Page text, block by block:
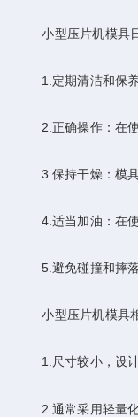
小型压片机模具
1.定期清洁和保养
2.正确操作：在使
3.保持干燥：模具
4.适当加油：在使
5.避免碰撞和摔落
小型压片机模具相
1.尺寸较小，设计
2.通常采用轻量化